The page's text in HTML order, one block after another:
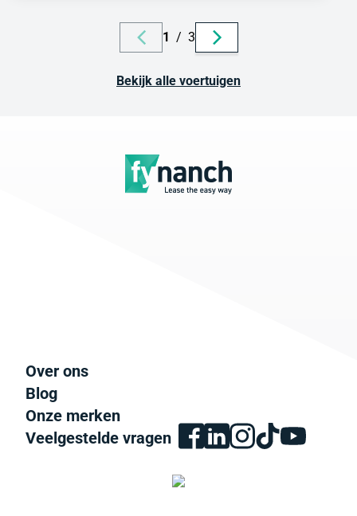
1 / 3
Bekijk alle voertuigen
Over ons
Blog
Onze merken
Veelgestelde vragen